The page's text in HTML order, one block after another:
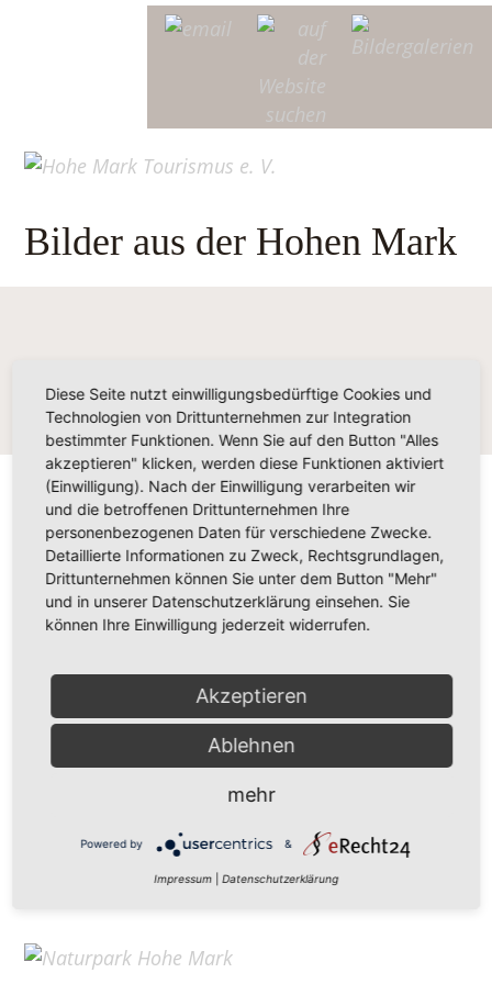
Bilder aus der Hohen Mark
Hohe Mark Tourismus e. V.
Redderstraße 421,45711 Datteln
Fon: +49 (0)2363 377 0
info@hohe-mark-tourismus.de
Datenschutz
Home
Diese Seite nutzt einwilligungsbedürftige Cookies und
Technologien von Drittunternehmen zur Integration
bestimmter Funktionen. Wenn Sie auf den Button "Alles
akzeptieren" klicken, werden diese Funktionen aktiviert
(Einwilligung). Nach der Einwilligung verarbeiten wir
und die betroffenen Drittunternehmen Ihre
personenbezogenen Daten für verschiedene Zwecke.
Detaillierte Informationen zu Zweck, Rechtsgrundlagen,
Drittunternehmen können Sie unter dem Button "Mehr"
und in unserer Datenschutzerklärung einsehen. Sie
können Ihre Einwilligung jederzeit widerrufen.
Akzeptieren
Ablehnen
mehr
Powered by &
Impressum Datenschutzerklärung